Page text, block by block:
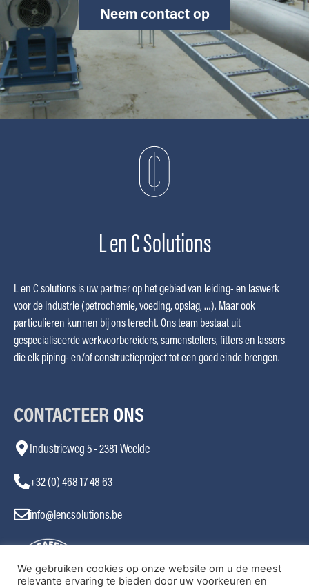
Neem contact op
L en C Solutions
L en C solutions is uw partner op het gebied van leiding- en laswerk
voor de industrie (petrochemie, voeding, opslag, …). Maar ook
particulieren kunnen bij ons terecht. Ons team bestaat uit
gespecialiseerde werkvoorbereiders, samenstellers, fitters en lassers
die elk piping- en/of constructieproject tot een goed einde brengen.
CONTACTEER ONS
Industrieweg 5 - 2381 Weelde
+32 (0) 468 17 48 63
info@lencsolutions.be
We gebruiken cookies op onze website om u de meest
relevante ervaring te bieden door uw voorkeuren en